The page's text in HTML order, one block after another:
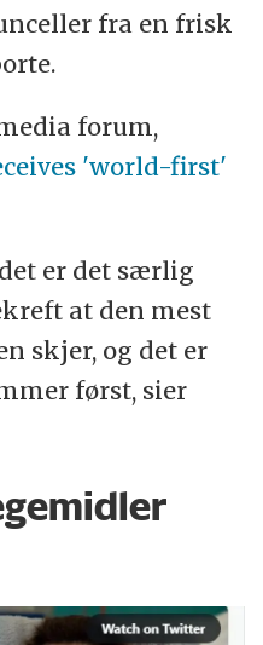
fra en frisk
forum,
'world-first'
er det særlig
at den mest
skjer, og det er
først, sier